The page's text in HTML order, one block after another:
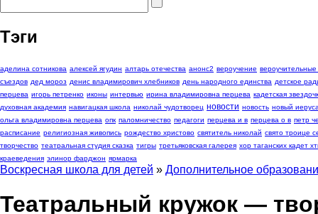
Тэги
аделина сотникова алексей ягудин алтарь отечества анонс2 вероучение
съездов дед мороз денис владимирович хлебников день народного единства детское
перцева игорь петренко иконы интервью ирина владимировна перцева кадетская
духовная академия навигацкая школа николай чудотворец новости новость новый
ольга владимировна перцева опк паломничество педагоги перцева и в перцева о в петр
расписание религиозная живопись рождество христово святитель николай свято троице
творчество театральная студия сказка тигры третьяковская галерея хор таганских кадет
краеведения элинор фарджон ярмарка
Воскресная школа для детей » Дополнительное
Театральный кружок —